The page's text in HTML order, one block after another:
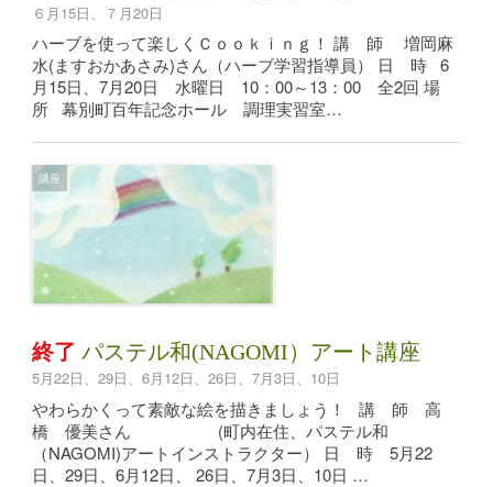
６月15日、７月20日
ハーブを使って楽しくＣｏｏｋｉｎｇ！ 講 師 増岡麻
水(ますおかあさみ)さん（ハーブ学習指導員） 日 時 6
月15日、7月20日 水曜日 10：00～13：00 全2回 場
所 幕別町百年記念ホール 調理実習室…
講座
終了パステル和(NAGOMI）アート講座
5月22日、29日、6月12日、26日、7月3日、10日
やわらかくって素敵な絵を描きましょう！ 講 師 高
橋 優美さん (町内在住、パステル和
（NAGOMI)アートインストラクター） 日 時 5月22
日、29日、6月12日、 26日、7月3日、10日 …